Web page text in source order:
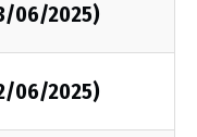
06/2025)
06/2025)